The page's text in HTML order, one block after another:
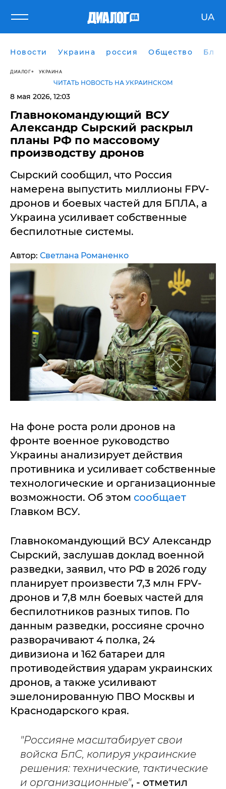
UA
Новости Украина россия Общество
ДИАЛОГ УКРАИНА
ЧИТАТЬ НОВОСТЬ НА УКРАИНСКОМ
8 мая 2026, 12:03
Главнокомандующий ВСУ
Александр Сырский раскрыл
планы РФ по массовому
производству дронов
Сырский сообщил, что Россия
намерена выпустить миллионы FPV-
дронов и боевых частей для БПЛА, а
Украина усиливает собственные
беспилотные системы.
Автор: Светлана Романенко
На фоне роста роли дронов на
фронте военное руководство
Украины анализирует действия
противника и усиливает собственные
технологические и организационные
возможности. Об этом сообщает
Главком ВСУ.
Главнокомандующий ВСУ Александр
Сырский, заслушав доклад военной
разведки, заявил, что РФ в 2026 году
планирует произвести 7,3 млн FPV-
дронов и 7,8 млн боевых частей для
беспилотников разных типов. По
данным разведки, россияне срочно
разворачивают 4 полка, 24
дивизиона и 162 батареи для
противодействия ударам украинских
дронов, а также усиливают
эшелонированную ПВО Москвы и
Краснодарского края.
"Россияне масштабирует свои
войска БпС, копируя украинские
решения: технические, тактические
и организационные", - отметил